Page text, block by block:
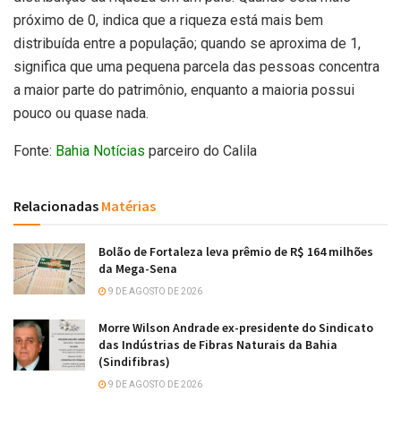
próximo de 0, indica que a riqueza está mais bem
distribuída entre a população; quando se aproxima de 1,
significa que uma pequena parcela das pessoas concentra
a maior parte do patrimônio, enquanto a maioria possui
pouco ou quase nada.
Fonte: Bahia Notícias parceiro do Calila
Relacionadas Matérias
Bolão de Fortaleza leva prêmio de R$ 164 milhões
da Mega-Sena
9 DE AGOSTO DE 2026
Morre Wilson Andrade ex-presidente do Sindicato
das Indústrias de Fibras Naturais da Bahia
(Sindifibras)
9 DE AGOSTO DE 2026